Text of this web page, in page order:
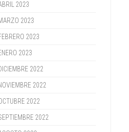
2023
2023
2023
2023
2022
2022
2022
2022